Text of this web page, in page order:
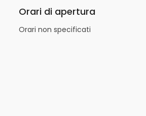
Orari di apertura
Orari non specificati